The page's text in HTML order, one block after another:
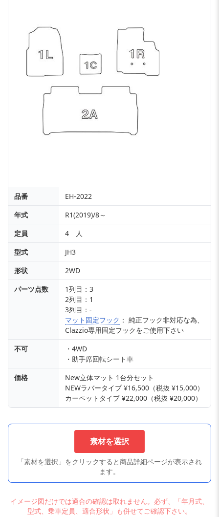
品番
EH-2022
年式
R1(2019)/8～
定員
4 人
型式
JH3
形状
2WD
パーツ点数
1列目：3
2列目：1
3列目：-
マット固定フック ： 純正フック非対応な為、
Clazzio専用固定フックをご使用下さい
不可
・4WD
・助手席回転シート車
価格
New立体マット 1台分セット
NEWラバータイプ ¥16,500（税抜 ¥15,000）
カーペットタイプ ¥22,000（税抜 ¥20,000）
素材を選択
「素材を選択」をクリックすると商品詳細ページが表示され
ます。
イメージ図だけでは適合の確認は取れません。必ず、「年月式、
型式、乗車定員、適合形状」も併せてご確認下さい。